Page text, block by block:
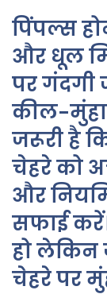
पिंपल्स
और धूल
पर गंदगी
कील-
जरूरी है
चेहरे को
और
सफाई
हो लेकिन
चेहरे पर